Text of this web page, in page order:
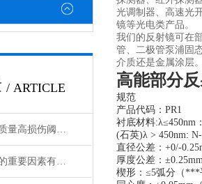
/ ARTICLE
CVI反射镜 （高质量高损伤阈值反射镜）产品介绍
选择相位调制器的重要因素有哪些？你清楚吗？
光调制器、高速光
镜等光电类产品。
我们的反射镜可在
管、二极管泵浦固
介质还是金属涂层
高能部分
规范
产品代码：PR1
衬底材料:λ≤450nm
(石英)λ > 450nm:
直径公差：+0/-
厚度公差：
楔形：≤5弧分（***